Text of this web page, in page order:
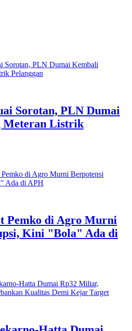
Sorotan, PLN Dumai
Meteran Listrik
Pemko di Agro Murni
Kini "Bola" Ada di